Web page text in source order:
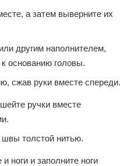
а затем выверните их
другим наполнителем,
основанию головы.
сжав руки вместе спереди.
ручки вместе
толстой нитью.
ноги и заполните ноги